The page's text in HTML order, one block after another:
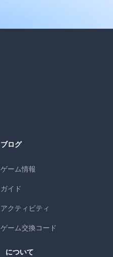
ブログ
ゲーム情報
ガイド
アクティビティ
ゲーム交換コード
について